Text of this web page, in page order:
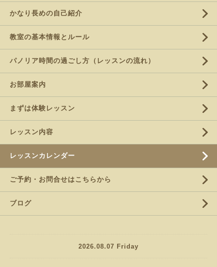
かなり長めの自己紹介
教室の基本情報とルール
パノリア時間の過ごし方（レッスンの流れ）
お部屋案内
まずは体験レッスン
レッスン内容
レッスンカレンダー
ご予約・お問合せはこちらから
ブログ
2026.08.07 Friday